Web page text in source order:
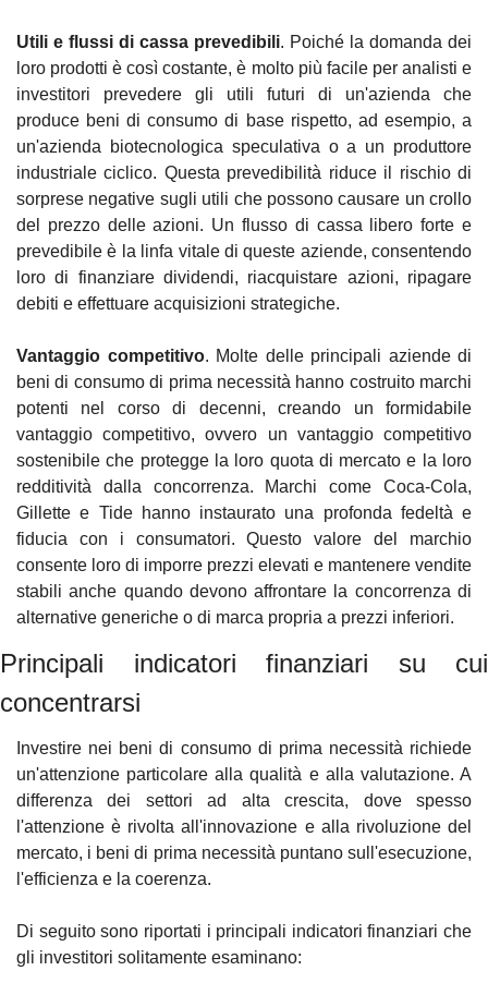
Utili e flussi di cassa prevedibili. Poiché la domanda dei
loro prodotti è così costante, è molto più facile per analisti e
investitori prevedere gli utili futuri di un'azienda che
produce beni di consumo di base rispetto, ad esempio, a
un'azienda biotecnologica speculativa o a un produttore
industriale ciclico. Questa prevedibilità riduce il rischio di
sorprese negative sugli utili che possono causare un crollo
del prezzo delle azioni. Un flusso di cassa libero forte e
prevedibile è la linfa vitale di queste aziende, consentendo
loro di finanziare dividendi, riacquistare azioni, ripagare
debiti e effettuare acquisizioni strategiche.
Vantaggio competitivo. Molte delle principali aziende di
beni di consumo di prima necessità hanno costruito marchi
potenti nel corso di decenni, creando un formidabile
vantaggio competitivo, ovvero un vantaggio competitivo
sostenibile che protegge la loro quota di mercato e la loro
redditività dalla concorrenza. Marchi come Coca-Cola,
Gillette e Tide hanno instaurato una profonda fedeltà e
fiducia con i consumatori. Questo valore del marchio
consente loro di imporre prezzi elevati e mantenere vendite
stabili anche quando devono affrontare la concorrenza di
alternative generiche o di marca propria a prezzi inferiori.
Principali indicatori finanziari su cui
concentrarsi
Investire nei beni di consumo di prima necessità richiede
un'attenzione particolare alla qualità e alla valutazione. A
differenza dei settori ad alta crescita, dove spesso
l'attenzione è rivolta all'innovazione e alla rivoluzione del
mercato, i beni di prima necessità puntano sull'esecuzione,
l'efficienza e la coerenza.
Di seguito sono riportati i principali indicatori finanziari che
gli investitori solitamente esaminano: